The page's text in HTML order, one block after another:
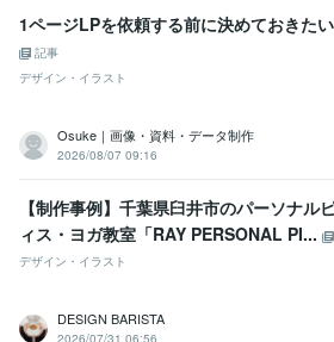
1ページLPを依頼する前に決めておきた
記事
デザイン・イラスト
Osuke｜画像・資料・データ制作
2026/08/07 09:16
【制作事例】千葉県臼井市のパーソナル
ィス・ヨガ教室「RAY PERSONAL PI...
デザイン・イラスト
DESIGN BARISTA
2026/07/31 06:56